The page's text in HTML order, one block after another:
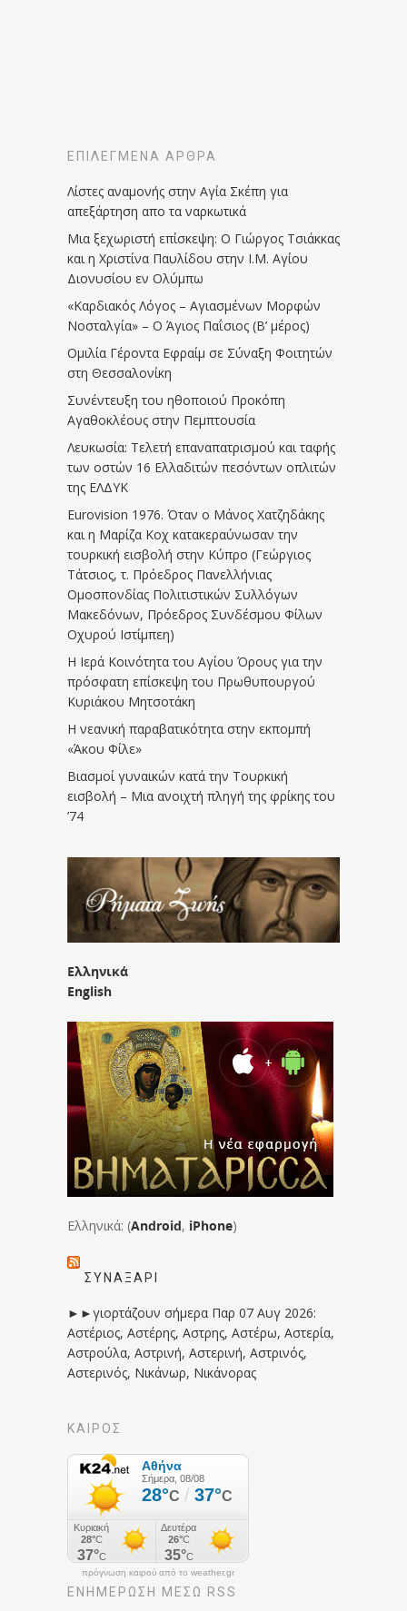
ΕΠΙΛΕΓΜΈΝΑ ΆΡΘΡΑ
Λίστες αναμονής στην Αγία Σκέπη για
απεξάρτηση απο τα ναρκωτικά
Μια ξεχωριστή επίσκεψη: Ο Γιώργος Τσιάκκας
και η Χριστίνα Παυλίδου στην Ι.Μ. Αγίου
Διονυσίου εν Ολύμπω
«Καρδιακός Λόγος – Αγιασμένων Μορφών
Νοσταλγία» – Ο Άγιος Παΐσιος (Β’ μέρος)
Ομιλία Γέροντα Εφραίμ σε Σύναξη Φοιτητών
στη Θεσσαλονίκη
Συνέντευξη του ηθοποιού Προκόπη
Αγαθοκλέους στην Πεμπτουσία
Λευκωσία: Τελετή επαναπατρισμού και ταφής
των οστών 16 Ελλαδιτών πεσόντων οπλιτών
της ΕΛΔΥΚ
Eurovision 1976. Όταν ο Μάνος Χατζηδάκης
και η Μαρίζα Κοχ κατακεραύνωσαν την
τουρκική εισβολή στην Κύπρο (Γεώργιος
Τάτσιος, τ. Πρόεδρος Πανελλήνιας
Ομοσπονδίας Πολιτιστικών Συλλόγων
Μακεδόνων, Πρόεδρος Συνδέσμου Φίλων
Οχυρού Ιστίμπεη)
Η Ιερά Κοινότητα του Αγίου Όρους για την
πρόσφατη επίσκεψη του Πρωθυπουργού
Κυριάκου Μητσοτάκη
Η νεανική παραβατικότητα στην εκπομπή
«Άκου Φίλε»
Βιασμοί γυναικών κατά την Τουρκική
εισβολή – Μια ανοιχτή πληγή της φρίκης του
’74
Ελληνικά
English
Ελληνικά: (Android, iPhone)
ΣΥΝΑΞΆΡΙ
►►γιορτάζουν σήμερα Παρ 07 Αυγ 2026:
Αστέριος, Αστέρης, Αστρης, Αστέρω, Αστερία,
Αστρούλα, Αστρινή, Αστερινή, Αστρινός,
Αστερινός, Νικάνωρ, Νικάνορας
ΚΑΙΡΟΣ
πρόγνωση καιρού από το weather.gr
ΕΝΗΜΈΡΩΣΉ ΜΕΣΩ RSS